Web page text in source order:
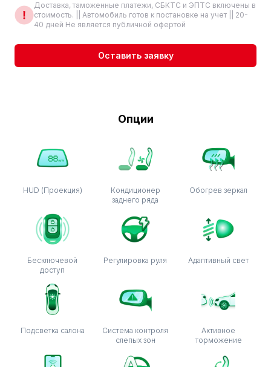
Доставка, таможенные платежи, СБКТС и ЭПТС включены в
стоимость. || Автомобиль готов к постановке на учет || 20-
40 дней Не является публичной офертой
Оставить заявку
Опции
HUD (Проекция)
Кондиционер
заднего ряда
Обогрев зеркал
Бесключевой
доступ
Регулировка руля Адаптивный свет
Подсветка салона
Система контроля
слепых зон
Активное
торможение